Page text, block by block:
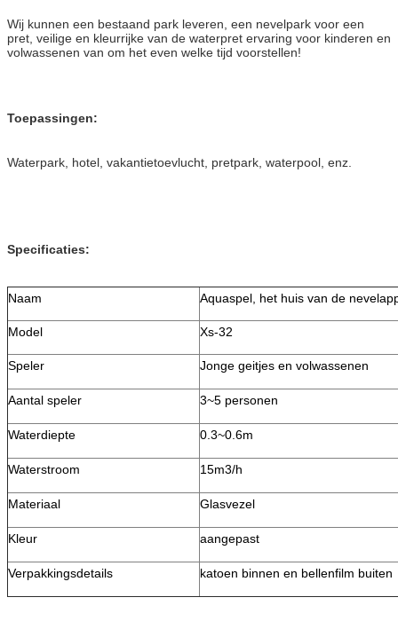
Wij kunnen een bestaand park leveren, een nevelpark voor een
pret, veilige en kleurrijke van de waterpret ervaring voor kinderen en
volwassenen van om het even welke tijd voorstellen!
Toepassingen:
Waterpark, hotel, vakantietoevlucht, pretpark, waterpool, enz.
Specificaties:
Naam Aquaspel, het huis van de
Model Xs-32
Speler Jonge geitjes en volwassenen
Aantal speler 3~5 personen
Waterdiepte 0.3~0.6m
Waterstroom 15m3/h
Materiaal Glasvezel
Kleur aangepast
Verpakkingsdetails katoen binnen en bellenfilm buiten